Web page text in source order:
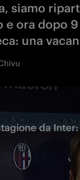
siamo
e ora dopo
una
da